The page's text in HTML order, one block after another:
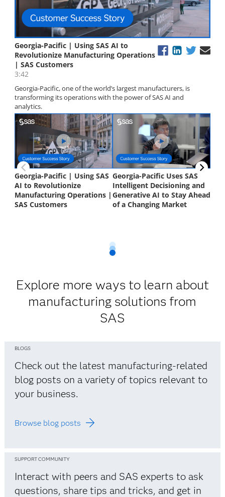
Explore more ways to learn about
manufacturing solutions from
SAS
BLOGS
Check out the latest manufacturing-related
blog posts on a variety of topics relevant to
your business.
Browse blog posts
SUPPORT COMMUNITY
Interact with peers and SAS experts to ask
questions, share tips and tricks, and get in